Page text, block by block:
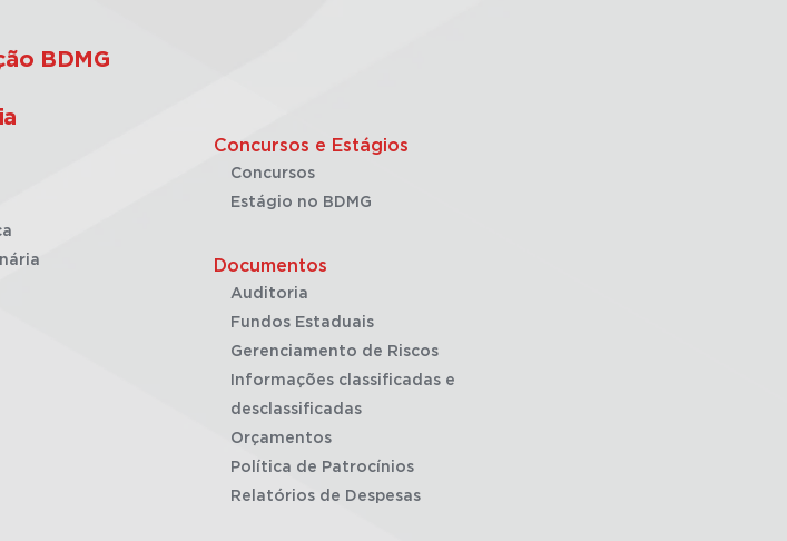
BDMG
Concursos e Estágios
Concursos
Estágio no BDMG
Documentos
Auditoria
Fundos Estaduais
Gerenciamento de Riscos
Informações classificadas e
desclassificadas
Orçamentos
Política de Patrocínios
Relatórios de Despesas